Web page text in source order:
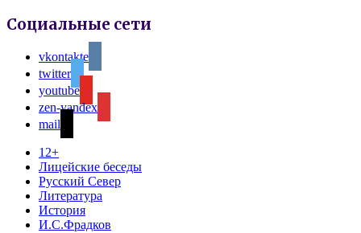
Социальные сети
vkontakte
twitter
youtube
zen-yandex
mail
12+
Лицейские беседы
Русский Север
Литература
История
И.С.Фрадков